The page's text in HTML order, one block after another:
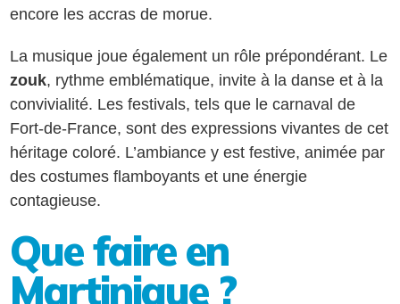
encore les accras de morue.
La musique joue également un rôle prépondérant. Le
zouk, rythme emblématique, invite à la danse et à la
convivialité. Les festivals, tels que le carnaval de
Fort-de-France, sont des expressions vivantes de cet
héritage coloré. L’ambiance y est festive, animée par
des costumes flamboyants et une énergie
contagieuse.
Que faire en
Martinique ?